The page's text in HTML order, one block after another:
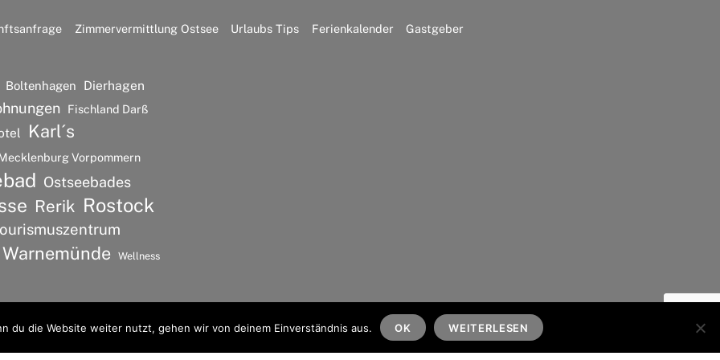
To
Top
Zimmervermittlung Ostsee Urlaubs Tips Ferienkalender Gastgeber
Boltenhagen Dierhagen
Fischland Darß
Karl´s
Vorpommern
Ostseebades
Rerik Rostock
Warnemünde Wellness
du die Website weiter nutzt, gehen wir von deinem Einverständnis aus. OK WEITERLESEN